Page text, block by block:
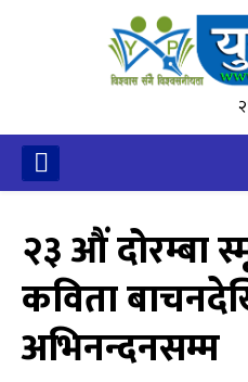
२३ औं दोरम्बा
कविता
अभिनन्दनसम्म